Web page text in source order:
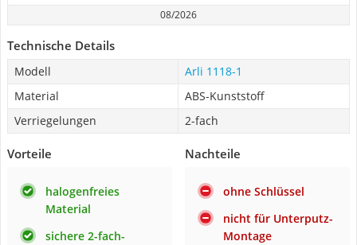
08/2026
Technische Details
Modell
Arli 1118-1
Material
ABS-Kunststoff
Verriegelungen
2-fach
Vorteile
halogenfreies
Material
sichere 2-fach-
Nachteile
ohne Schlüssel
nicht für Unterputz-
Montage